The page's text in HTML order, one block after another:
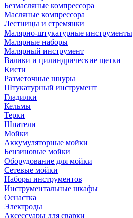
Безмасляные компрессора
Масляные компрессора
Лестницы и стремянки
Малярно-штукатурные инструменты
Малярные наборы
Малярный инструмент
Валики и цилиндрические щетки
Кисти
Разметочные шнуры
Штукатурный инструмент
Гладилки
Кельмы
Терки
Шпатели
Мойки
Аккумуляторные мойки
Бензиновые мойки
Оборудование для мойки
Сетевые мойки
Наборы инструментов
Инструментальные шкафы
Оснастка
Электроды
Аксессуары для сварки